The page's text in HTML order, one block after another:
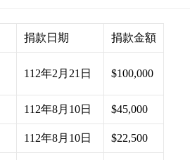
捐款日期 捐款金額
112年2月21日 $100,000
112年8月10日 $45,000
112年8月10日 $22,500